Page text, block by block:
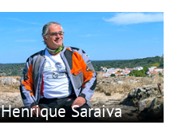
Henrique Saraiva